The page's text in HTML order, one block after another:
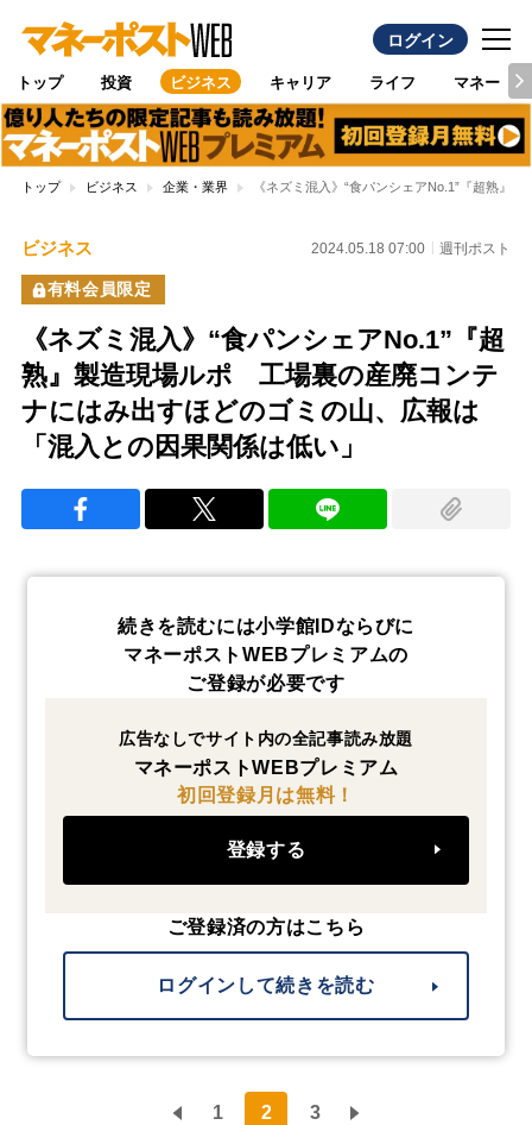
ログイン
トップ 投資 ビジネス キャリア ライフ マネー
トップ ビジネス 企業・業界 《ネズミ混入》“食パンシェアNo.1”『超熟』
ビジネス 2024.05.18 07:00 週刊ポスト
有料会員限定
《ネズミ混入》“食パンシェアNo.1”『超
熟』製造現場ルポ 工場裏の産廃コンテ
ナにはみ出すほどのゴミの山、広報は
「混入との因果関係は低い」
続きを読むには小学館IDならびに
マネーポストWEBプレミアムの
ご登録が必要です
広告なしでサイト内の全記事読み放題
マネーポストWEBプレミアム
初回登録月は無料！
登録する
ご登録済の方はこちら
ログインして続きを読む
1 2 3